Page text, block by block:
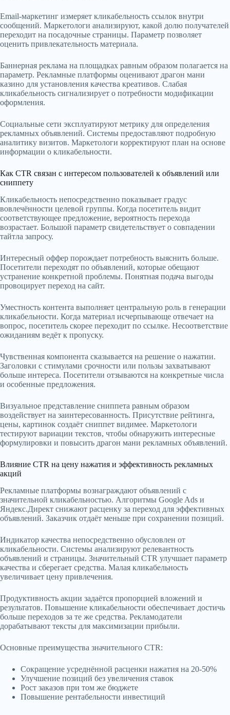
Email-маркетинг измеряет кликабельность ссылок внутри
сообщений. Маркетологи анализируют, какой долю получателей
переходит на посадочные страницы. Параметр позволяет
оценить привлекательность материала.
Баннерная реклама на площадках равным образом полагается на
параметр. Рекламные платформы оценивают драгон мани
казино для установления качества креативов. Слабая
кликабельность сигнализирует о потребности модификации
оформления.
Социальные сети эксплуатируют метрику для определения
рекламных объявлений. Системы предоставляют подробную
аналитику визитов. Маркетологи корректируют план на основе
информации о кликабельности.
Как CTR связан с интересом пользователей к объявлений или
сниппету
Кликабельность непосредственно показывает градус
вовлечённости целевой группы. Когда посетитель видит
соответствующее предложение, вероятность перехода
возрастает. Большой параметр свидетельствует о совпадении
тайтла запросу.
Интересный оффер порождает потребность выяснить больше.
Посетители переходят по объявлений, которые обещают
устранение конкретной проблемы. Понятная подача выгоды
провоцирует переход на сайт.
Уместность контента выполняет центральную роль в генерации
кликабельности. Когда материал исчерпывающе отвечает на
вопрос, посетитель скорее переходит по ссылке. Несоответствие
ожиданиям ведёт к пропуску.
Чувственная компонента сказывается на решение о нажатии.
Заголовки с стимулами срочности или пользы захватывают
больше интереса. Посетители отзываются на конкретные числа
и особенные предложения.
Визуальное представление сниппета равным образом
воздействует на заинтересованность. Присутствие рейтинга,
цены, картинок создаёт сниппет видимее. Маркетологи
тестируют вариации текстов, чтобы обнаружить интересные
формулировки и повысить драгон мани рекламных объявлений.
Влияние CTR на цену нажатия и эффективность рекламных
акций
Рекламные платформы вознаграждают объявлений с
значительной кликабельностью. Алгоритмы Google Ads и
Яндекс.Директ снижают расценку за переход для эффективных
объявлений. Заказчик отдаёт меньше при сохранении позиций.
Индикатор качества непосредственно обусловлен от
кликабельности. Системы анализируют релевантность
объявлений и страницы. Значительный CTR улучшает параметр
качества и сберегает средства. Малая кликабельность
увеличивает цену привлечения.
Продуктивность акции задаётся пропорцией вложений и
результатов. Повышение кликабельности обеспечивает достичь
больше переходов за те же средства. Рекламодатели
дорабатывают тексты для максимизации прибыли.
Основные преимущества значительного CTR:
Сокращение усреднённой расценки нажатия на 20-50%
Улучшение позиций без увеличения ставок
Рост заказов при том же бюджете
Повышение рентабельности инвестиций